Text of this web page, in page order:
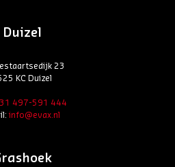
Duizel
23
KC Duizel
497-591 444
info@evax.nl